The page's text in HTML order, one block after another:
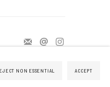
NON ESSENTIAL ACCEPT